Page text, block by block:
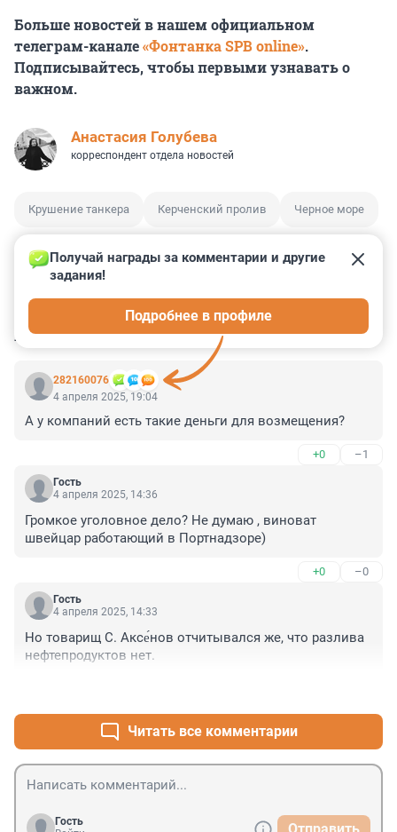
Больше новостей в нашем официальном
телеграм-канале«Фонтанка SPB online».
Подписывайтесь, чтобы первыми узнавать о
важном.
Анастасия Голубева
корреспондент отдела новостей
Крушение танкера Керченский пролив Черное море
КОММЕНТАРИИ 30
282160076
Получай награды за комментарии и другие
задания!
Подробнее в профиле
4 апреля 2025, 19:04
А у компаний есть такие деньги для возмещения?
+0 –1
Гость
4 апреля 2025, 14:36
Громкое уголовное дело? Не думаю , виноват
швейцар работающий в Портнадзоре)
+0 –0
Гость
4 апреля 2025, 14:33
Но товарищ С. Аксе́нов отчитывался же, что разлива
нефтепродуктов нет.
Читать все комментарии
Гость